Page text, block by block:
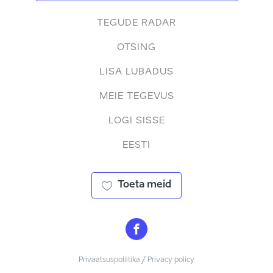
TEGUDE RADAR
OTSING
LISA LUBADUS
MEIE TEGEVUS
LOGI SISSE
EESTI
Toeta meid
Privaatsuspoliitika / Privacy policy